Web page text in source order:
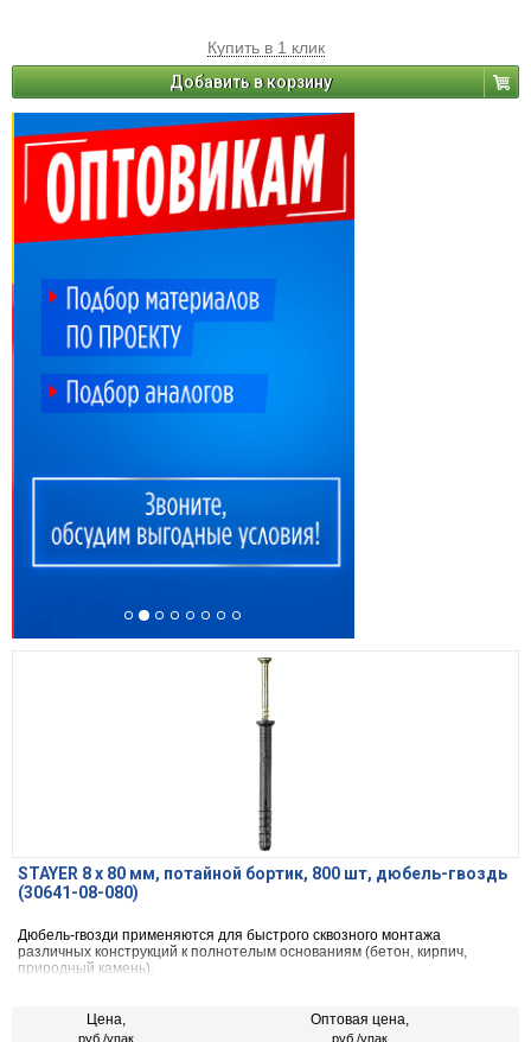
Купить в 1 клик
Добавить в корзину
STAYER 8 х 80 мм, потайной бортик, 800 шт, дюбель-гвоздь
(30641-08-080)
Дюбель-гвозди применяются для быстрого сквозного монтажа
различных конструкций к полнотелым основаниям (бетон, кирпич,
природный камень).
Цена,
руб./упак
Оптовая цена,
руб./упак